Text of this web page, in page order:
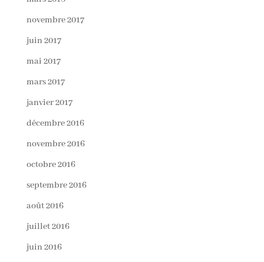
novembre 2017
juin 2017
mai 2017
mars 2017
janvier 2017
décembre 2016
novembre 2016
octobre 2016
septembre 2016
août 2016
juillet 2016
juin 2016